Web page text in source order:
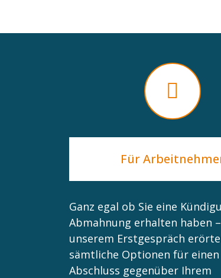
Für
Ganz egal ob Sie eine
Abmahnung erhalten haben
unserem Erstgespräch
sämtliche Optionen für
Abschluss gegenüber Ihrem